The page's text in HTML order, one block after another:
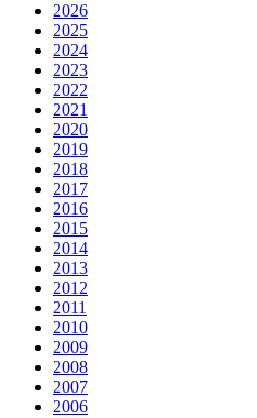
2026
2025
2024
2023
2022
2021
2020
2019
2018
2017
2016
2015
2014
2013
2012
2011
2010
2009
2008
2007
2006